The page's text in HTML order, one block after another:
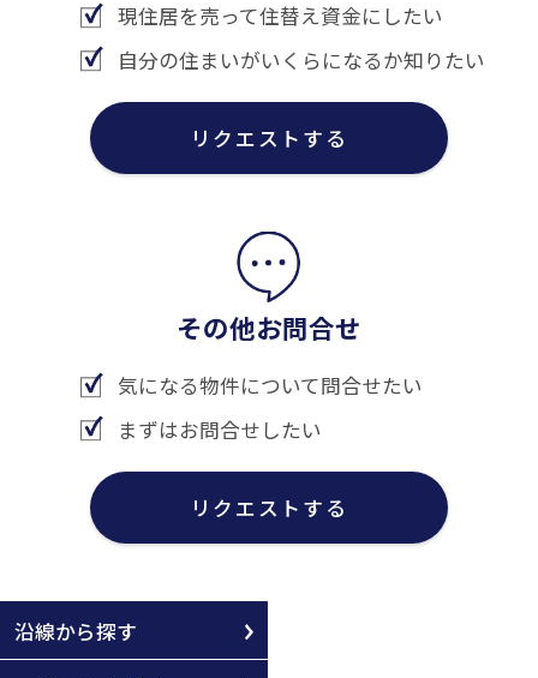
現住居を売って住替え資金にしたい
自分の住まいがいくらになるか知りたい
リクエストする
その他お問合せ
気になる物件について問合せたい
まずはお問合せしたい
リクエストする
沿線から探す